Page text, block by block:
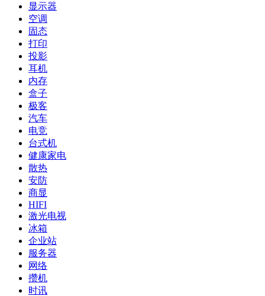
显示器
空调
固态
打印
投影
耳机
内存
盒子
极客
汽车
电竞
台式机
健康家电
散热
安防
商显
HIFI
激光电视
冰箱
企业站
服务器
网络
攒机
时讯